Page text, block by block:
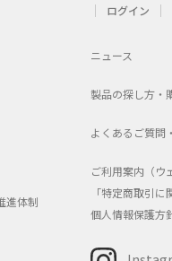
ログイン
進体制
ニュース
製品の探し方・
よくあるご質問
ご利用案内（ウ
「特定商取引
個人情報保護方